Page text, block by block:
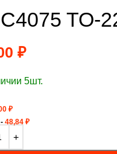
TO-
₽
5шт.
₽
48,84 ₽